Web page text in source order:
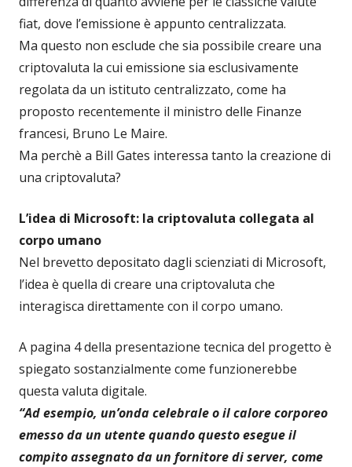
fiat, dove l’emissione è appunto centralizzata.
Ma questo non esclude che sia possibile creare una
criptovaluta la cui emissione sia esclusivamente
regolata da un istituto centralizzato, come ha
proposto recentemente il ministro delle Finanze
francesi, Bruno Le Maire.
Ma perchè a Bill Gates interessa tanto la creazione di
una criptovaluta?
L’idea di Microsoft: la criptovaluta collegata al
corpo umano
Nel brevetto depositato dagli scienziati di Microsoft,
l’idea è quella di creare una criptovaluta che
interagisca direttamente con il corpo umano.
A pagina 4 della presentazione tecnica del progetto è
spiegato sostanzialmente come funzionerebbe
questa valuta digitale.
“Ad esempio, un’onda celebrale o il calore corporeo
emesso da un utente quando questo esegue il
compito assegnato da un fornitore di server, come